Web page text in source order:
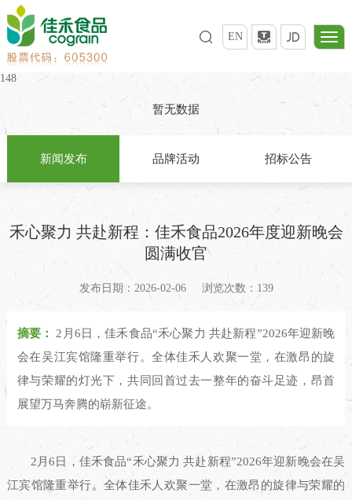
EN
148
暂无数据
新闻发布 品牌活动 招标公告
禾心聚力 共赴新程：佳禾食品2026年度迎新晚会
圆满收官
发布日期：2026-02-06 浏览次数：139
摘要：
2月6日，佳禾食品“禾心聚力 共赴新程”2026年迎新晚
会在吴江宾馆隆重举行。全体佳禾人欢聚一堂，在激昂的旋
律与荣耀的灯光下，共同回首过去一整年的奋斗足迹，昂首
展望万马奔腾的崭新征途。
2月6日，佳禾食品“禾心聚力 共赴新程”2026年迎新晚会在吴
江宾馆隆重举行。全体佳禾人欢聚一堂，在激昂的旋律与荣耀的